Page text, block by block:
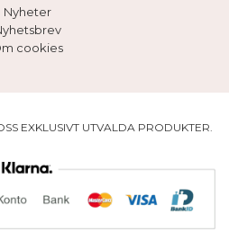
Nyheter
cookies
EXKLUSIVT UTVALDA PRODUKTER.